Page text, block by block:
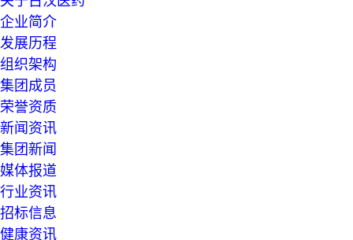
企业简介
发展历程
组织架构
集团成员
荣誉资质
新闻资讯
集团新闻
媒体报道
行业资讯
招标信息
健康资讯